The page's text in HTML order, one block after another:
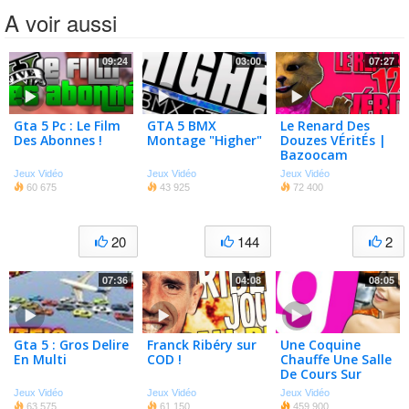
A voir aussi
09:24
Gta 5 Pc : Le Film
Des Abonnes !
Jeux Vidéo
60 675
20
03:00
GTA 5 BMX
Montage "Higher"
Jeux Vidéo
43 925
144
07:27
Le Renard Des
Douzes VÉritÉs |
Bazoocam
Jeux Vidéo
72 400
2
07:36
Gta 5 : Gros Delire
En Multi
Jeux Vidéo
63 575
04:08
Franck Ribéry sur
COD !
Jeux Vidéo
61 150
08:05
Une Coquine
Chauffe Une Salle
De Cours Sur
Garry’s Mod !
Jeux Vidéo
459 900